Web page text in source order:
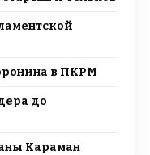
в ПКРМ
до
Караман